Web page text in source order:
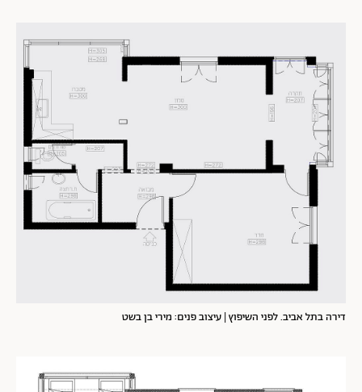
דירה בתל אביב. לפני השיפוץ | עיצוב פנים: מירי בן בשט